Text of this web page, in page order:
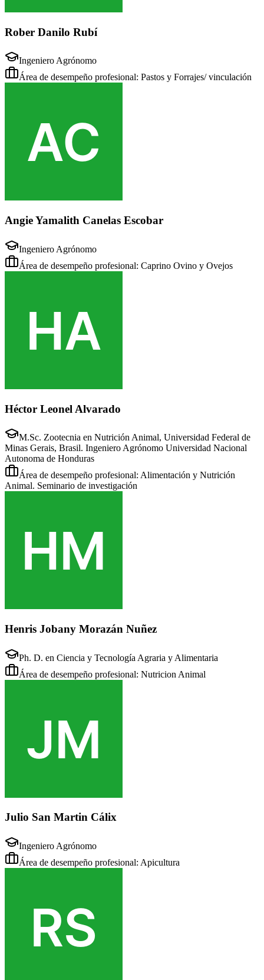
Rober Danilo Rubí
Ingeniero Agrónomo
Área de desempeño profesional: Pastos y Forrajes/ vinculación
Angie Yamalith Canelas Escobar
Ingeniero Agrónomo
Área de desempeño profesional: Caprino Ovino y Ovejos
Héctor Leonel Alvarado
M.Sc. Zootecnia en Nutrición Animal, Universidad Federal de
Minas Gerais, Brasil. Ingeniero Agrónomo Universidad Nacional
Autonoma de Honduras
Área de desempeño profesional: Alimentación y Nutrición
Animal. Seminario de investigación
Henris Jobany Morazán Nuñez
Ph. D. en Ciencia y Tecnología Agraria y Alimentaria
Área de desempeño profesional: Nutricion Animal
Julio San Martin Cálix
Ingeniero Agrónomo
Área de desempeño profesional: Apicultura